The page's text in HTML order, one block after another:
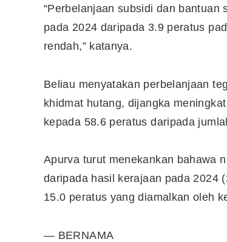
“Perbelanjaan subsidi dan
pada 2024 daripada 3.9 peratus
rendah,” katanya.
Beliau menyatakan perbelanjaan
khidmat hutang, dijangka
kepada 58.6 peratus daripada
Apurva turut menekankan bahawa
daripada hasil kerajaan pada 2024
15.0 peratus yang diamalkan oleh
— BERNAMA